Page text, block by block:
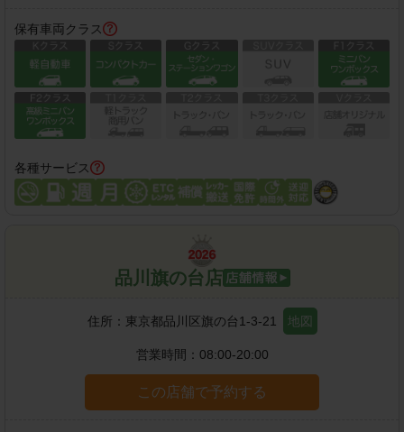
保有車両クラス
各種サービス
品川旗の台店
住所： 東京都品川区旗の台1-3-21 地図
営業時間： 08:00-20:00
この店舗で予約する